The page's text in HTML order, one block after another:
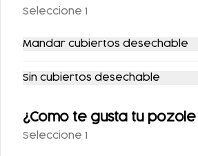
CHILAQUILES CON
POLLO
Seleccione 1
Mandar cubiertos desechable
Sin cubiertos desechable
¿Como te gusta tu pozole
Seleccione 1